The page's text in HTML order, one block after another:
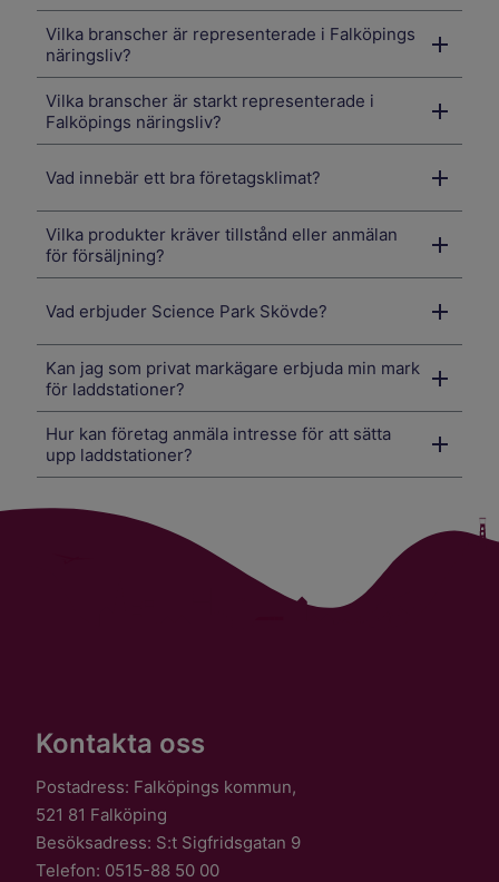
Vilka branscher är representerade i Falköpings
näringsliv?
Vilka branscher är starkt representerade i
Falköpings näringsliv?
Vad innebär ett bra företagsklimat?
Vilka produkter kräver tillstånd eller anmälan
för försäljning?
Vad erbjuder Science Park Skövde?
Kan jag som privat markägare erbjuda min mark
för laddstationer?
Hur kan företag anmäla intresse för att sätta
upp laddstationer?
Kontakta oss
Postadress: Falköpings kommun,
521 81 Falköping
Besöksadress: S:t Sigfridsgatan 9
Telefon: 0515-88 50 00